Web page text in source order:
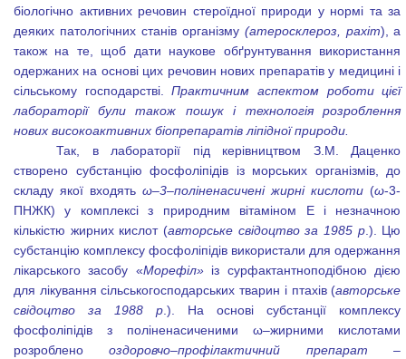
біологічно активних речовин стероїдної природи у нормі та за
деяких патологічних станів організму (атеросклероз, рахіт), а
також на те, щоб дати наукове обґрунтування використання
одержаних на основі цих речовин нових препаратів у медицині і
сільському господарстві.Практичним аспектом роботи цієї
лабораторії були також пошук і технологія розроблення
нових високоактивних біопрепаратів ліпідної природи.
Так, в лабораторії під керівництвом З.М. Даценко
створено субстанцію фосфоліпідів із морських організмів, до
складу якої входятьω–3–поліненасичені жирні кислоти (ω-3-
ПНЖК) у комплексі з природним вітаміном Е і незначною
кількістю жирних кислот (авторське свідоцтво за 1985 р.). Цю
субстанцію комплексу фосфоліпідів використали для одержання
лікарського засобу «Морефіл»із сурфактантноподібною дією
для лікування сільськогосподарських тварин і птахів (авторське
свідоцтво за 1988 р.). На основі субстанції комплексу
фосфоліпідів з поліненасиченими ω–жирними кислотами
розроблено оздоровчо–профілактичний препарат –